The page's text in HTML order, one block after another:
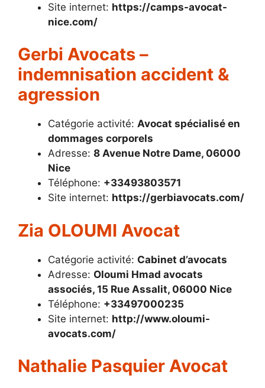
Site internet: https://camps-avocat-
nice.com/
Gerbi Avocats –
indemnisation accident &
agression
Catégorie activité: Avocat spécialisé en
dommages corporels
Adresse: 8 Avenue Notre Dame, 06000
Nice
Téléphone: +33493803571
Site internet: https://gerbiavocats.com/
Zia OLOUMI Avocat
Catégorie activité: Cabinet d’avocats
Adresse: Oloumi Hmad avocats
associés, 15 Rue Assalit, 06000 Nice
Téléphone: +33497000235
Site internet: http://www.oloumi-
avocats.com/
Nathalie Pasquier Avocat